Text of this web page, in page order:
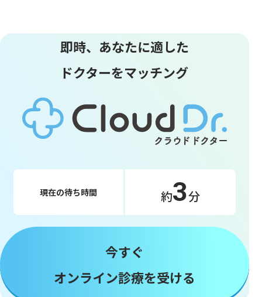
即時、あなたに適した
ドクターをマッチング
現在の待ち時間 約3分
今すぐ
オンライン診療を受ける